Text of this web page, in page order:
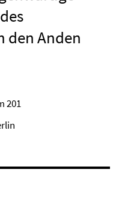
den Anden
201